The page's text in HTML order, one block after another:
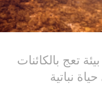
تعج بالكائنات
نباتية